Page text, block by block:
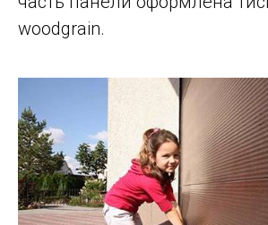
woodgrain.